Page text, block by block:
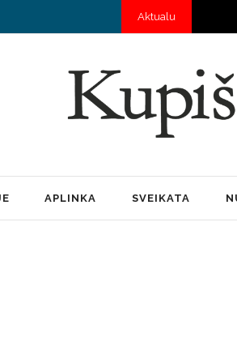
AktualuPRIE
APLINKA SVEIKATA